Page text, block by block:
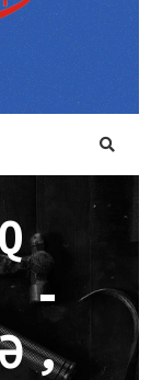
-